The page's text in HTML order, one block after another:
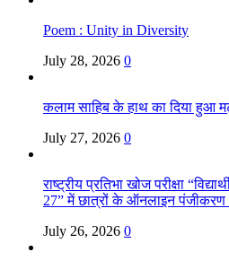
Poem : Unity in Diversity
July 28, 2026 0
कलाम साहिब के हाथ का दिया हुआ
July 27, 2026 0
राष्ट्रीय प्रतिभा खोज परीक्षा
27” में छात्रों के ऑनलाइन
July 26, 2026 0